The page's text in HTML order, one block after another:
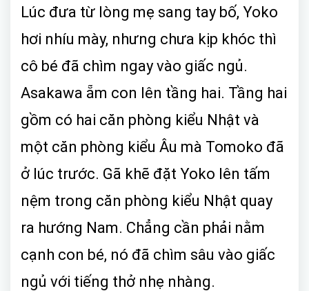
Lúc đưa từ lòng mẹ sang tay bố, Yoko
hơi nhíu mày, nhưng chưa kịp khóc thì
cô bé đã chìm ngay vào giấc ngủ.
Asakawa ẵm con lên tầng hai. Tầng hai
gồm có hai căn phòng kiểu Nhật và
một căn phòng kiểu Âu mà Tomoko đã
ở lúc trước. Gã khẽ đặt Yoko lên tấm
nệm trong căn phòng kiểu Nhật quay
ra hướng Nam. Chẳng cần phải nằm
cạnh con bé, nó đã chìm sâu vào giấc
ngủ với tiếng thở nhẹ nhàng.